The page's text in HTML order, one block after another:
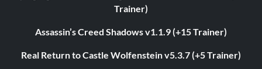
Trainer)
Assassin’s Creed Shadows v1.1.9 (+15 Trainer)
Real Return to Castle Wolfenstein v5.3.7 (+5 Trainer)